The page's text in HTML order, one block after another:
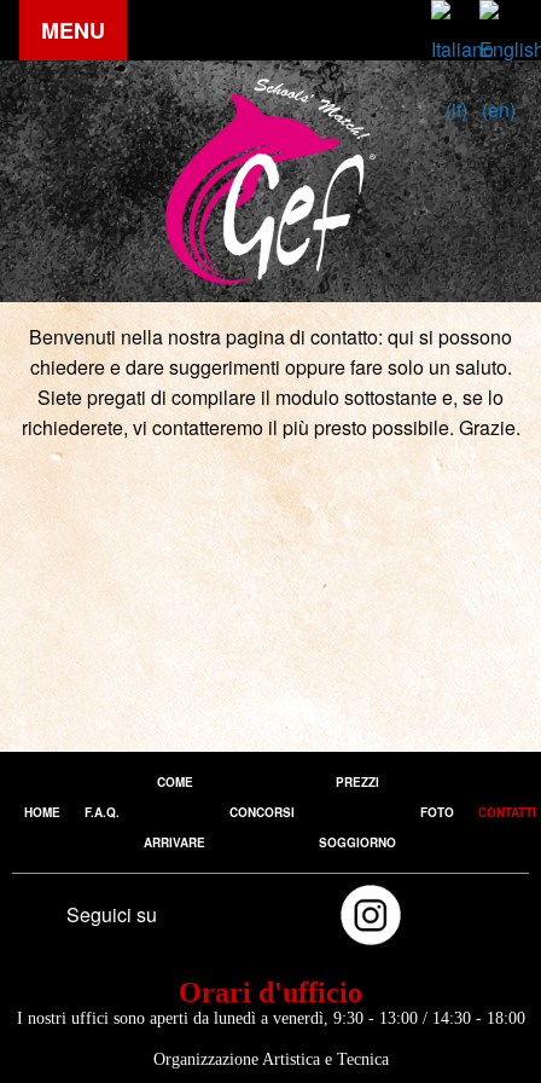
MENU
Benvenuti nella nostra pagina di contatto: qui si possono
chiedere e dare suggerimenti oppure fare solo un saluto.
Siete pregati di compilare il modulo sottostante e, se lo
richiederete, vi contatteremo il più presto possibile. Grazie.
HOME F.A.Q.
COME
ARRIVARE
CONCORSI
PREZZI
SOGGIORNO
FOTO CONTATTI
Seguici su
Orari d'ufficio
I nostri uffici sono aperti da lunedì a venerdì, 9:30 - 13:00 / 14:30 - 18:00
Organizzazione Artistica e Tecnica